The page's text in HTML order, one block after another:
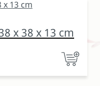
x 38 x 13 cm